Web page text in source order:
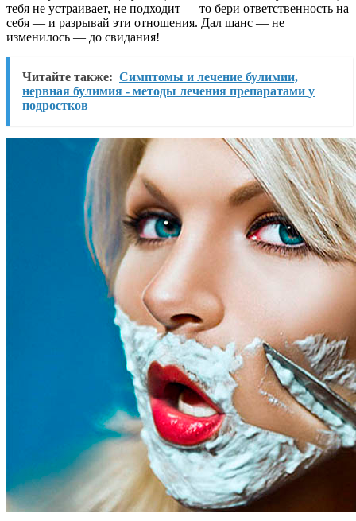
тебя не устраивает, не подходит — то бери ответственность на
себя — и разрывай эти отношения. Дал шанс — не
изменилось — до свидания!
Читайте также: Симптомы и лечение булимии,
нервная булимия - методы лечения препаратами у
подростков